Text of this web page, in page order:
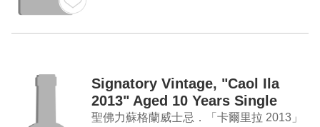
Signatory Vintage, "Caol Ila
2013" Aged 10 Years Single
Malt Scotch Whisky
聖佛力蘇格蘭威士忌．「卡爾里拉 2013」